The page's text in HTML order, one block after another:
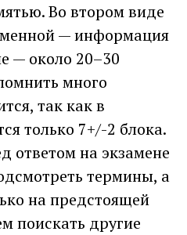
Во втором виде
— информация
— около 20–30
много
так как в
только 7+/-2 блока.
ответом на экзамене
термины, а
на предстоящей
поискать другие